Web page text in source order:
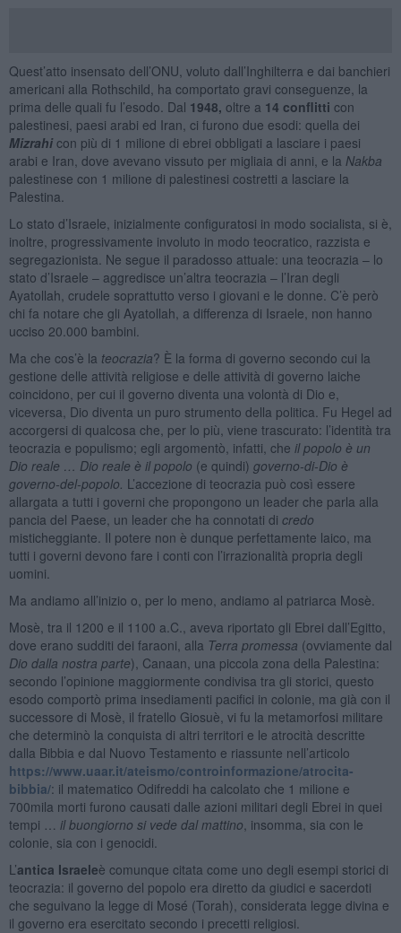
Quest’atto insensato dell’ONU, voluto dall’Inghilterra e dai banchieri
americani alla Rothschild, ha comportato gravi conseguenze, la
prima delle quali fu l’esodo. Dal 1948, oltre a 14 conflitti con
palestinesi, paesi arabi ed Iran, ci furono due esodi: quella dei
Mizrahicon più di 1 milione di ebrei obbligati a lasciare i paesi
arabi e Iran, dove avevano vissuto per migliaia di anni, e la Nakba
palestinese con 1 milione di palestinesi costretti a lasciare la
Palestina.
Lo stato d’Israele, inizialmente configuratosi in modo socialista, si è,
inoltre, progressivamente involuto in modo teocratico, razzista e
segregazionista. Ne segue il paradosso attuale: una teocrazia – lo
stato d’Israele – aggredisce un’altra teocrazia – l’Iran degli
Ayatollah, crudele soprattutto verso i giovani e le donne. C’è però
chi fa notare che gli Ayatollah, a differenza di Israele, non hanno
ucciso 20.000 bambini.
Ma che cos’è la teocrazia? È la forma di governo secondo cui la
gestione delle attività religiose e delle attività di governo laiche
coincidono, per cui il governo diventa una volontà di Dio e,
viceversa, Dio diventa un puro strumento della politica. Fu Hegel ad
accorgersi di qualcosa che, per lo più, viene trascurato: l’identità tra
teocrazia e populismo; egli argomentò, infatti, che il popolo è un
Dio reale … Dio reale è il popolo (e quindi) governo-di-Dio è
governo-del-popolo. L’accezione di teocrazia può così essere
allargata a tutti i governi che propongono un leader che parla alla
pancia del Paese, un leader che ha connotati di credo
misticheggiante. Il potere non è dunque perfettamente laico, ma
tutti i governi devono fare i conti con l’irrazionalità propria degli
uomini.
Ma andiamo all’inizio o, per lo meno, andiamo al patriarca Mosè.
Mosè, tra il 1200 e il 1100 a.C., aveva riportato gli Ebrei dall’Egitto,
dove erano sudditi dei faraoni, alla Terra promessa (ovviamente dal
Dio dalla nostra parte), Canaan, una piccola zona della Palestina:
secondo l’opinione maggiormente condivisa tra gli storici, questo
esodo comportò prima insediamenti pacifici in colonie, ma già con il
successore di Mosè, il fratello Giosuè, vi fu la metamorfosi militare
che determinò la conquista di altri territori e le atrocità descritte
dalla Bibbia e dal Nuovo Testamento e riassunte nell’articolo
https://www.uaar.it/ateismo/controinformazione/atrocita-
bibbia/: il matematico Odifreddi ha calcolato che 1 milione e
700mila morti furono causati dalle azioni militari degli Ebrei in quei
tempi … il buongiorno si vede dal mattino , insomma, sia con le
colonie, sia con i genocidi.
L’antica Israeleè comunque citata come uno degli esempi storici di
teocrazia: il governo del popolo era diretto da giudici e sacerdoti
che seguivano la legge di Mosé (Torah), considerata legge divina e
il governo era esercitato secondo i precetti religiosi.